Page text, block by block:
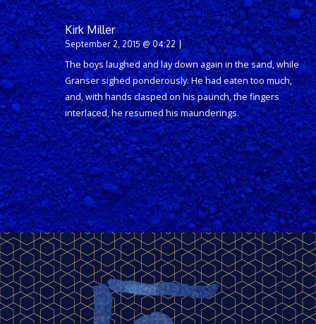
Kirk Miller
September 2, 2015 @ 04:22 |
The boys laughed and lay down again in the sand, while
Granser sighed ponderously. He had eaten too much,
and, with hands clasped on his paunch, the fingers
interlaced, he resumed his maunderings.